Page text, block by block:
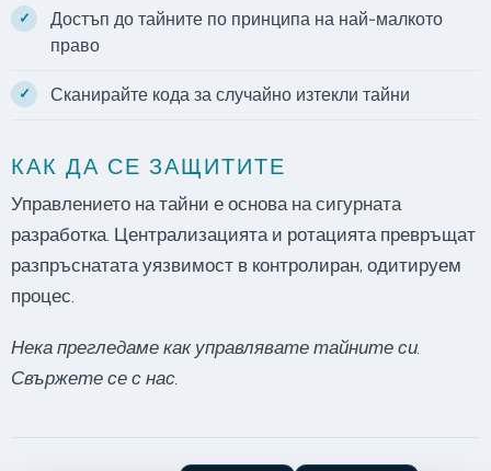
Достъп до тайните по принципа на най-малкото
право
Сканирайте кода за случайно изтекли тайни
КАК ДА СЕ ЗАЩИТИТЕ
Управлението на тайни е основа на сигурната
разработка. Централизацията и ротацията превръщат
разпръснатата уязвимост в контролиран, одитируем
процес.
Нека прегледаме как управлявате тайните си.
Свържете се с нас.